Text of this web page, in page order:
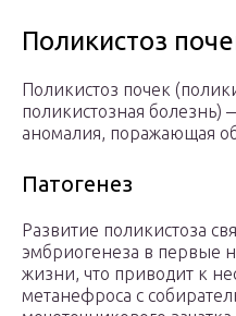
Поликистоз
Поликистоз почек
поликистозная болезнь)
аномалия, поражающая
Патогенез
Развитие поликистоза
эмбриогенеза в первые
жизни, что приводит к
метанефроса с